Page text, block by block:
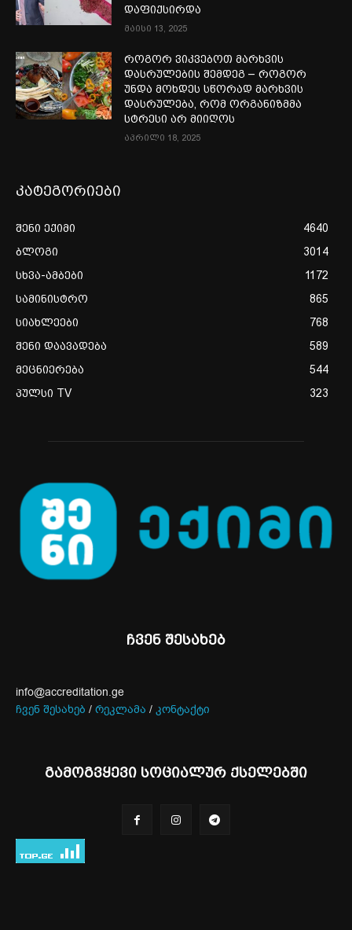
დაფიქსირდა
მაისი 13, 2025
როგორ ვიკვებოთ მარხვის
დასრულების შემდეგ – როგორ
უნდა მოხდეს სწორად მარხვის
დასრულება, რომ ორგანიზმმა
სტრესი არ მიიღოს
აპრილი 18, 2025
კატეგორიები
შენი ექიმი
4640
ბლოგი
3014
სხვა-ამბები
1172
სამინისტრო
865
სიახლეები
768
შენი დაავადება
589
მეცნიერება
544
პულსი TV
323
ჩვენ შესახებ
info@accreditation.ge
ჩვენ შესახებ / რეკლამა / კონტაქტი
გამოგვყევი სოციალურ ქსელებში